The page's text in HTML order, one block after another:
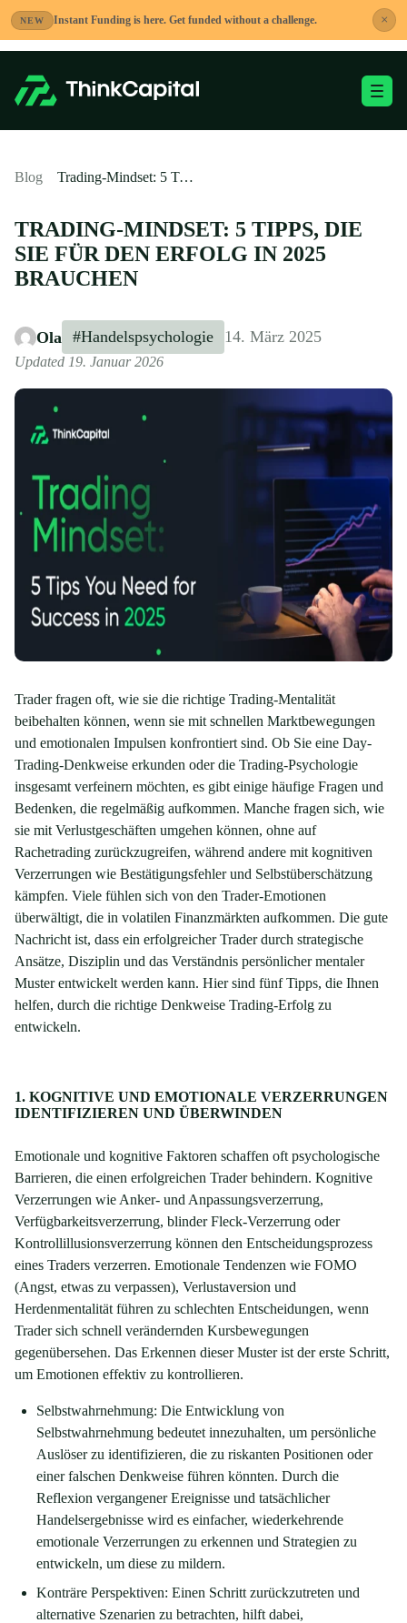
NEW Instant Funding is here. Get funded without a challenge. ×
Zum
Inhalt
springen
Mobiles
Blog Trading-Mindset: 5 Tipps, die Sie für den Erfolg in 2025 brauchen
TRADING-MINDSET: 5 TIPPS, DIE
SIE FÜR DEN ERFOLG IN 2025
BRAUCHEN
Ola #Handelspsychologie 14. März 2025
Updated 19. Januar 2026
Trader fragen oft, wie sie die richtige Trading-Mentalität
beibehalten können, wenn sie mit schnellen Marktbewegungen
und emotionalen Impulsen konfrontiert sind. Ob Sie eine Day-
Trading-Denkweise erkunden oder die Trading-Psychologie
insgesamt verfeinern möchten, es gibt einige häufige Fragen und
Bedenken, die regelmäßig aufkommen. Manche fragen sich, wie
sie mit Verlustgeschäften umgehen können, ohne auf
Rachetrading zurückzugreifen, während andere mit kognitiven
Verzerrungen wie Bestätigungsfehler und Selbstüberschätzung
kämpfen. Viele fühlen sich von den Trader-Emotionen
überwältigt, die in volatilen Finanzmärkten aufkommen. Die gute
Nachricht ist, dass ein erfolgreicher Trader durch strategische
Ansätze, Disziplin und das Verständnis persönlicher mentaler
Muster entwickelt werden kann. Hier sind fünf Tipps, die Ihnen
helfen, durch die richtige Denkweise Trading-Erfolg zu
entwickeln.
1. KOGNITIVE UND EMOTIONALE VERZERRUNGEN
IDENTIFIZIEREN UND ÜBERWINDEN
Emotionale und kognitive Faktoren schaffen oft psychologische
Barrieren, die einen erfolgreichen Trader behindern. Kognitive
Verzerrungen wie Anker- und Anpassungsverzerrung,
Verfügbarkeitsverzerrung, blinder Fleck-Verzerrung oder
Kontrollillusionsverzerrung können den Entscheidungsprozess
eines Traders verzerren. Emotionale Tendenzen wie FOMO
(Angst, etwas zu verpassen), Verlustaversion und
Herdenmentalität führen zu schlechten Entscheidungen, wenn
Trader sich schnell verändernden Kursbewegungen
gegenübersehen. Das Erkennen dieser Muster ist der erste Schritt,
um Emotionen effektiv zu kontrollieren.
Selbstwahrnehmung: Die Entwicklung von
Selbstwahrnehmung bedeutet innezuhalten, um persönliche
Auslöser zu identifizieren, die zu riskanten Positionen oder
einer falschen Denkweise führen könnten. Durch die
Reflexion vergangener Ereignisse und tatsächlicher
Handelsergebnisse wird es einfacher, wiederkehrende
emotionale Verzerrungen zu erkennen und Strategien zu
entwickeln, um diese zu mildern.
Konträre Perspektiven: Einen Schritt zurückzutreten und
alternative Szenarien zu betrachten, hilft dabei,